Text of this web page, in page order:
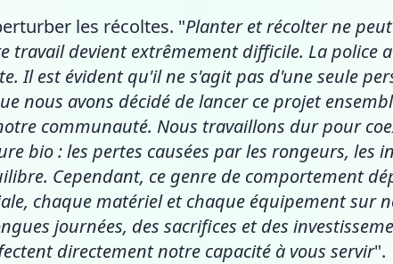
les récoltes. "Planter et récolter ne
travail devient extrêmement difficile. La police
Il est évident qu'il ne s'agit pas d'une seule
nous avons décidé de lancer ce projet
communauté. Nous travaillons dur pour
bio : les pertes causées par les rongeurs, les
Cependant, ce genre de comportement
chaque matériel et chaque équipement sur
journées, des sacrifices et des
directement notre capacité à vous servir".